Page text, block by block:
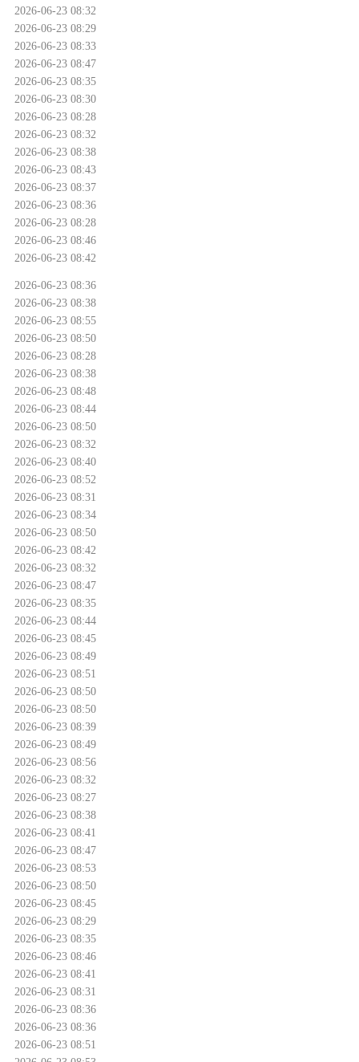
2026-06-23 08:32
2026-06-23 08:29
2026-06-23 08:33
2026-06-23 08:47
2026-06-23 08:35
2026-06-23 08:30
2026-06-23 08:28
2026-06-23 08:32
2026-06-23 08:38
2026-06-23 08:43
2026-06-23 08:37
2026-06-23 08:36
2026-06-23 08:28
2026-06-23 08:46
2026-06-23 08:42
2026-06-23 08:36
2026-06-23 08:38
2026-06-23 08:55
2026-06-23 08:50
2026-06-23 08:28
2026-06-23 08:38
2026-06-23 08:48
2026-06-23 08:44
2026-06-23 08:50
2026-06-23 08:32
2026-06-23 08:40
2026-06-23 08:52
2026-06-23 08:31
2026-06-23 08:34
2026-06-23 08:50
2026-06-23 08:42
2026-06-23 08:32
2026-06-23 08:47
2026-06-23 08:35
2026-06-23 08:44
2026-06-23 08:45
2026-06-23 08:49
2026-06-23 08:51
2026-06-23 08:50
2026-06-23 08:50
2026-06-23 08:39
2026-06-23 08:49
2026-06-23 08:56
2026-06-23 08:32
2026-06-23 08:27
2026-06-23 08:38
2026-06-23 08:41
2026-06-23 08:47
2026-06-23 08:53
2026-06-23 08:50
2026-06-23 08:45
2026-06-23 08:29
2026-06-23 08:35
2026-06-23 08:46
2026-06-23 08:41
2026-06-23 08:31
2026-06-23 08:36
2026-06-23 08:36
2026-06-23 08:51